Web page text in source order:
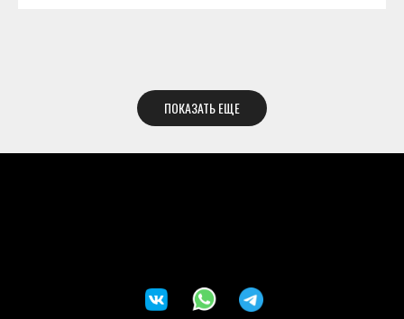
ПОКАЗАТЬ ЕЩЕ